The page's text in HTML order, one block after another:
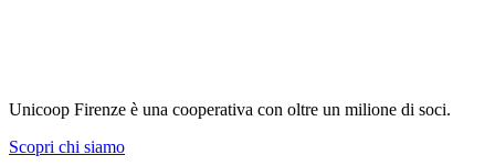
Unicoop Firenze è una cooperativa con oltre un milione di soci.
Scopri chi siamo